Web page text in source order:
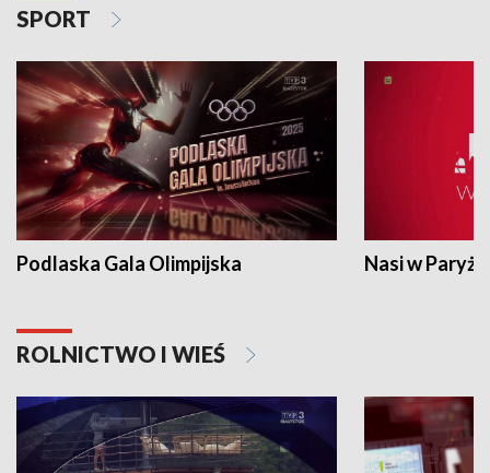
SPORT
Podlaska Gala Olimpijska Nasi w Paryżu
ROLNICTWO I WIEŚ